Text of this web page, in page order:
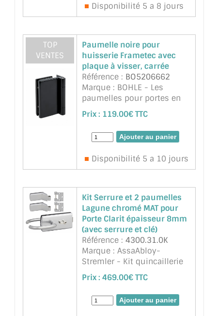
Disponibilité 5 a 8 jours
TOP
VENTES
Paumelle noire pour
huisserie Frametec avec
plaque à visser, carrée
Référence : BO5206662
Marque : BOHLE - Les
paumelles pour portes en
verre pour portes
indépendantes de
l'huisserie, au design
classique, anguleux et
parfaitement à chaque mur
et sont particulière ...suite
Prix : 119.00€ TTC
Disponibilité 5 a 10 jours
Kit Serrure et 2 paumelles
Lagune chromé MAT pour
Porte Clarit épaisseur 8mm
(avec serrure et clé)
Référence : 4300.31.0K
Marque : AssaAbloy-
Stremler - Kit quincaillerie
Lagune chromé MAT pour
Porte Clarit épaisseur 8mm
ou 10mm , ref 4300 Serrure,
2 paumelles ref.4200.31 (ou
Prix : 469.00€ TTC